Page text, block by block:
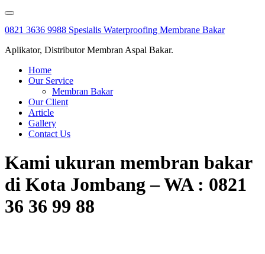
Skip
content
0821 3636 9988 Spesialis Waterproofing Membrane Bakar
Aplikator, Distributor Membran Aspal Bakar.
Home
Our Service
Membran Bakar
Our Client
Article
Gallery
Contact Us
Kami ukuran membran bakar
di Kota Jombang – WA : 0821
36 36 99 88